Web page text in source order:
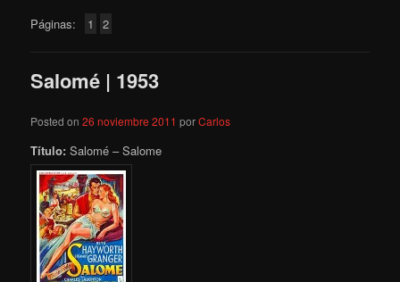
Páginas: 1 2
Salomé | 1953
Posted on26 noviembre 2011 porCarlos
Título: Salomé – Salome